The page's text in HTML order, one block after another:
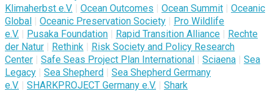
Klimaherbst e.V.
Ocean Outcomes Ocean Summit
Oceanic
Global
Oceanic Preservation Society
Pro Wildlife
e.V.
Pusaka Foundation Rapid Transition Alliance
Rechte
der Natur
Rethink
Risk Society and Policy Research
Center
Safe Seas Project Plan International Sciaena
Sea
Legacy
Sea Shepherd
Sea Shepherd Germany
e.V.
SHARKPROJECT Germany e.V.
Shark